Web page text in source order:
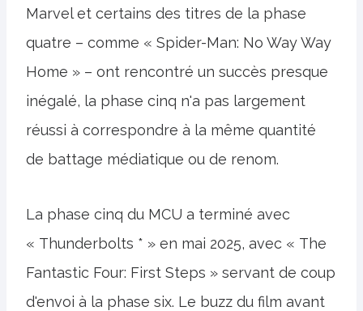
Marvel et certains des titres de la phase
quatre – comme « Spider-Man: No Way Way
Home » – ont rencontré un succès presque
inégalé, la phase cinq n'a pas largement
réussi à correspondre à la même quantité
de battage médiatique ou de renom.
La phase cinq du MCU a terminé avec
« Thunderbolts * » en mai 2025, avec « The
Fantastic Four: First Steps » servant de coup
d'envoi à la phase six. Le buzz du film avant